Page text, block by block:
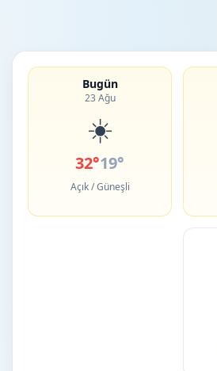
Bugün
23 Ağu
☀️
32°19°
Açık / Güneşli